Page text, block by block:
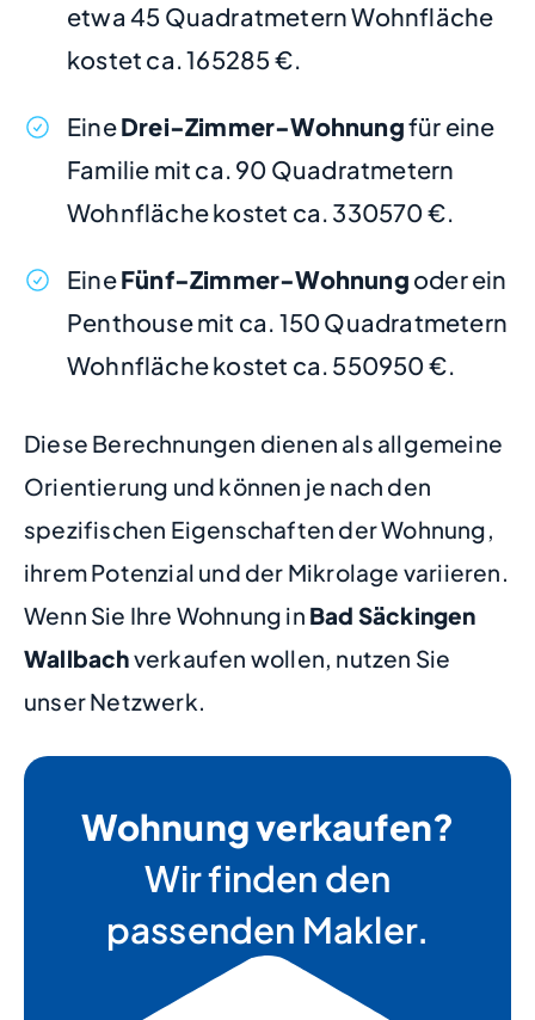
etwa 45 Quadratmetern Wohnfläche
kostet ca. 165285 €.
EineDrei-Zimmer-Wohnungfür eine
Familie mit ca. 90 Quadratmetern
Wohnfläche kostet ca. 330570 €.
EineFünf-Zimmer-Wohnung oder ein
Penthouse mit ca. 150 Quadratmetern
Wohnfläche kostet ca. 550950 €.
Diese Berechnungen dienen als allgemeine
Orientierung und können je nach den
spezifischen Eigenschaften der Wohnung,
ihrem Potenzial und der Mikrolage variieren.
Wenn Sie Ihre Wohnung in Bad Säckingen
Wallbachverkaufen wollen, nutzen Sie
unser Netzwerk.
Wohnung verkaufen?
Wir finden den
passenden Makler.